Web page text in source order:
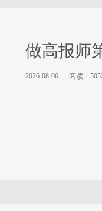
做高报师
2026-08-06 阅读：